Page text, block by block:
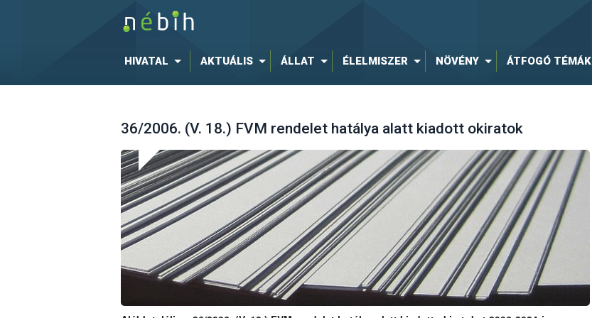
HIVATAL AKTUÁLIS ÁLLAT ÉLELMISZER NÖVÉNY ÁTFOGÓ TÉMÁK
36/2006. (V. 18.) FVM rendelet hatálya alatt kiadott okiratok